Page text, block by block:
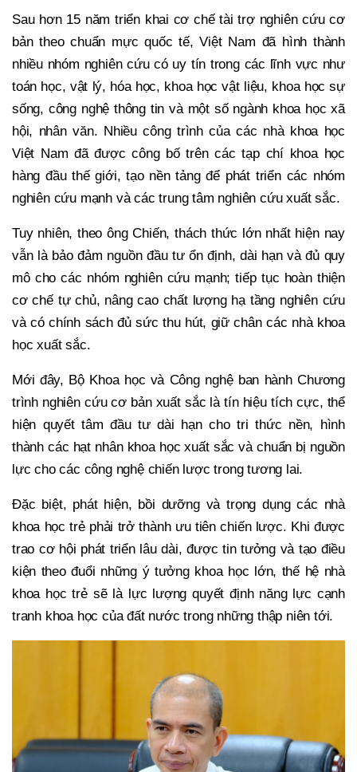
Sau hơn 15 năm triển khai cơ chế tài trợ nghiên cứu cơ
bản theo chuẩn mực quốc tế, Việt Nam đã hình thành
nhiều nhóm nghiên cứu có uy tín trong các lĩnh vực như
toán học, vật lý, hóa học, khoa học vật liệu, khoa học sự
sống, công nghệ thông tin và một số ngành khoa học xã
hội, nhân văn. Nhiều công trình của các nhà khoa học
Việt Nam đã được công bố trên các tạp chí khoa học
hàng đầu thế giới, tạo nền tảng để phát triển các nhóm
nghiên cứu mạnh và các trung tâm nghiên cứu xuất sắc.
Tuy nhiên, theo ông Chiến, thách thức lớn nhất hiện nay
vẫn là bảo đảm nguồn đầu tư ổn định, dài hạn và đủ quy
mô cho các nhóm nghiên cứu mạnh; tiếp tục hoàn thiện
cơ chế tự chủ, nâng cao chất lượng hạ tầng nghiên cứu
và có chính sách đủ sức thu hút, giữ chân các nhà khoa
học xuất sắc.
Mới đây, Bộ Khoa học và Công nghệ ban hành Chương
trình nghiên cứu cơ bản xuất sắc là tín hiệu tích cực, thể
hiện quyết tâm đầu tư dài hạn cho tri thức nền, hình
thành các hạt nhân khoa học xuất sắc và chuẩn bị nguồn
lực cho các công nghệ chiến lược trong tương lai.
Đặc biệt, phát hiện, bồi dưỡng và trọng dụng các nhà
khoa học trẻ phải trở thành ưu tiên chiến lược. Khi được
trao cơ hội phát triển lâu dài, được tin tưởng và tạo điều
kiện theo đuổi những ý tưởng khoa học lớn, thế hệ nhà
khoa học trẻ sẽ là lực lượng quyết định năng lực cạnh
tranh khoa học của đất nước trong những thập niên tới.